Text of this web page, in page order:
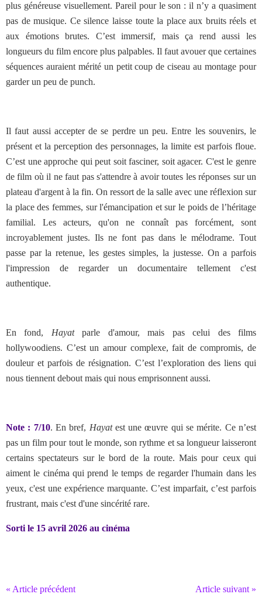
plus généreuse visuellement. Pareil pour le son : il n’y a quasiment
pas de musique. Ce silence laisse toute la place aux bruits réels et
aux émotions brutes. C’est immersif, mais ça rend aussi les
longueurs du film encore plus palpables. Il faut avouer que certaines
séquences auraient mérité un petit coup de ciseau au montage pour
garder un peu de punch.
Il faut aussi accepter de se perdre un peu. Entre les souvenirs, le
présent et la perception des personnages, la limite est parfois floue.
C’est une approche qui peut soit fasciner, soit agacer. C'est le genre
de film où il ne faut pas s'attendre à avoir toutes les réponses sur un
plateau d'argent à la fin. On ressort de la salle avec une réflexion sur
la place des femmes, sur l'émancipation et sur le poids de l’héritage
familial. Les acteurs, qu'on ne connaît pas forcément, sont
incroyablement justes. Ils ne font pas dans le mélodrame. Tout
passe par la retenue, les gestes simples, la justesse. On a parfois
l'impression de regarder un documentaire tellement c'est
authentique.
En fond, Hayatparle d'amour, mais pas celui des films
hollywoodiens. C’est un amour complexe, fait de compromis, de
douleur et parfois de résignation. C’est l’exploration des liens qui
nous tiennent debout mais qui nous emprisonnent aussi.
Note : 7/10. En bref, Hayatest une œuvre qui se mérite. Ce n’est
pas un film pour tout le monde, son rythme et sa longueur laisseront
certains spectateurs sur le bord de la route. Mais pour ceux qui
aiment le cinéma qui prend le temps de regarder l'humain dans les
yeux, c'est une expérience marquante. C’est imparfait, c’est parfois
frustrant, mais c'est d'une sincérité rare.
Sorti le 15 avril 2026 au cinéma
« Article précédent Article suivant »